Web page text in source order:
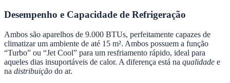
Desempenho e Capacidade de Refrigeração
Ambos são aparelhos de 9.000 BTUs, perfeitamente capazes de
climatizar um ambiente de até 15 m². Ambos possuem a função
“Turbo” ou “Jet Cool” para um resfriamento rápido, ideal para
aqueles dias insuportáveis de calor. A diferença está na qualidade e
na distribuição do ar.